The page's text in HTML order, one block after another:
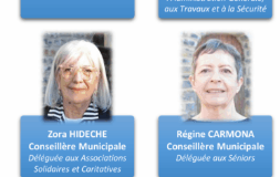
à être inscrit sur les listes